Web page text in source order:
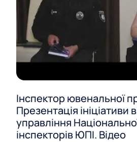
Інспектор ювенальної
Презентація ініціативи
управління
інспекторів ЮПІ. Відео